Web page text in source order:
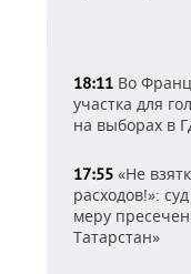
18:11 Во
участка для
на выборах в
17:55 «Не
расходов!»:
меру
Татарстан»